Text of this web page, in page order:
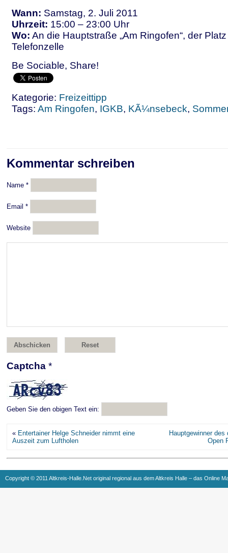
Wann: Samstag, 2. Juli 2011
Uhrzeit: 15:00 – 23:00 Uhr
Wo: An die Hauptstraße „Am Ringofen“, der
Telefonzelle
Be Sociable, Share!
Kategorie: Freizeittipp
Tags: Am Ringofen, IGKB, KÃ¼nsebeck,
Kommentar schreiben
Name *
Email *
Website
Captcha *
Geben Sie den obigen Text ein:
« Entertainer Helge Schneider nimmt eine
Auszeit zum Luftholen
Hauptgewinner
Open
Copyright © 2011 Altkreis-Halle.Net original regional aus dem Altkreis Halle – das Online